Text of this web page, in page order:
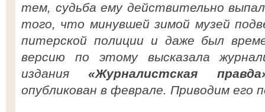
тем, судьба ему действительно
того, что минувшей зимой музей
питерской полиции и даже был
версию по этому высказала
издания«Журналистская
опубликован в феврале. Приводим его